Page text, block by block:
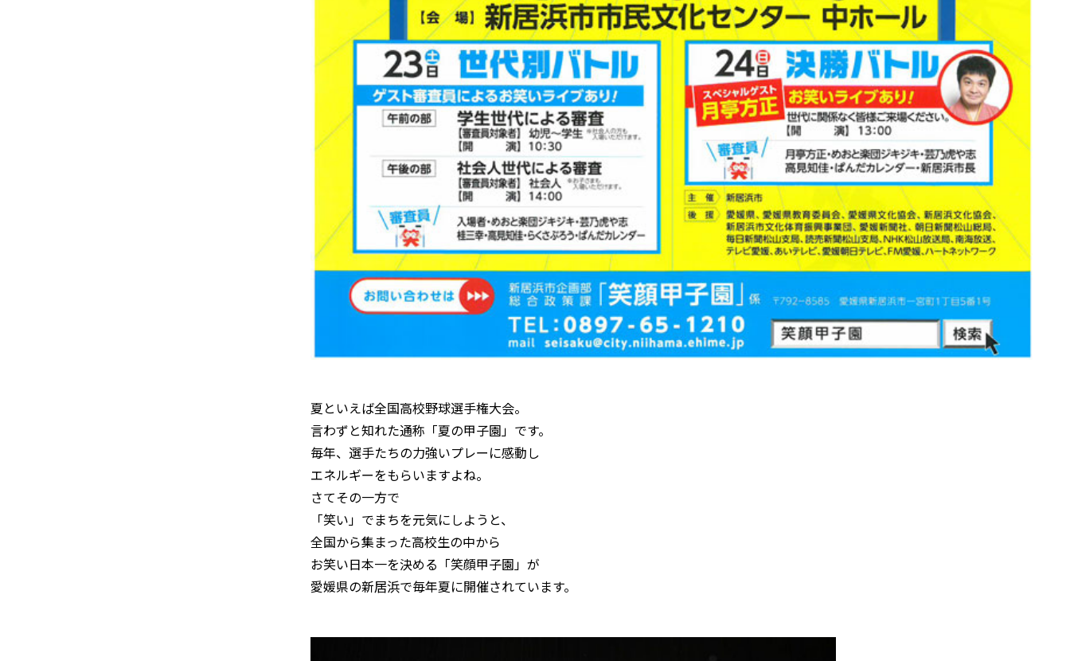
夏といえば全国高校野球選手権大会。
言わずと知れた通称「夏の甲子園」です。
毎年、選手たちの力強いプレーに感動し
エネルギーをもらいますよね。
さてその一方で
「笑い」でまちを元気にしようと、
全国から集まった高校生の中から
お笑い日本一を決める「笑顔甲子園」が
愛媛県の新居浜で毎年夏に開催されています。